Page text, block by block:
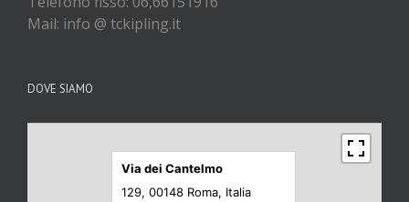
Mail: info @ tckipling.it
DOVE SIAMO
Via dei Cantelmo
129, 00148 Roma, Italia